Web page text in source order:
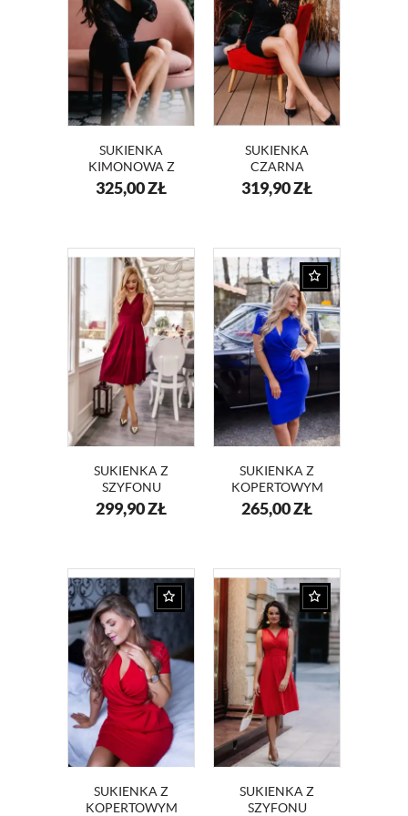
SUKIENKA
KIMONOWA Z
KORONKOWYMI
RĘKAWAMI
325,00ZŁ
SUKIENKA
CZARNA
WIECZOROWA Z
KORONKI KM289
319,90ZŁ
SUKIENKA Z
SZYFONU
KOPERTOWY
DEKOLT NA
299,90ZŁ
SUKIENKA Z
KOPERTOWYM
DEKOLTEM
KM56-2
265,00ZŁ
SUKIENKA Z
KOPERTOWYM
SUKIENKA Z
SZYFONU